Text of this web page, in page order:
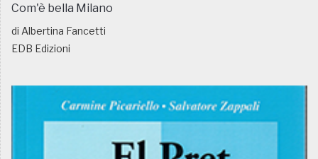
Com'è bella Milano
di Albertina Fancetti
EDB Edizioni